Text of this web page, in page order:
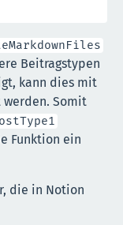
Beitragstypen
kann dies mit
werden. Somit
Funktion ein
die in Notion